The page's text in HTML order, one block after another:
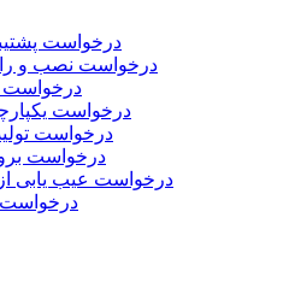
درخواست
درخواست نصب و
درخواست
درخواست
درخواست
درخواست
درخواست عیب یابی از